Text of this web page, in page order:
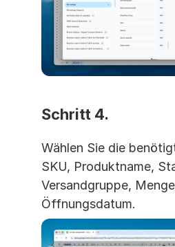
Schritt 4.
Wählen Sie die
SKU, Produktname,
Versandgruppe,
Öffnungsdatum.